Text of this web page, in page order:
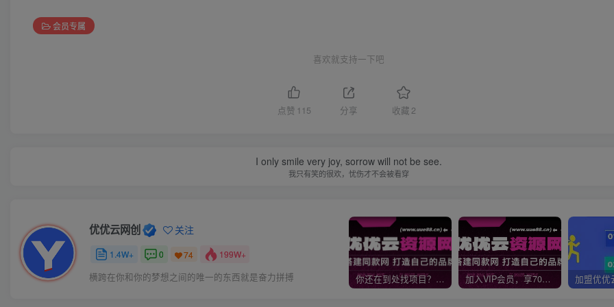
会员专属
喜欢就支持一下吧
点赞 115 分享 收藏 2
I only smile very joy, sorrow will not be see.
我只有笑的很欢，忧伤才不会被看穿
优优云网创 关注
1.4W+ 0 74 199W+
横跨在你和你的梦想之间的唯一的东西就是奋力拼搏 你还在到处找项目？还在当韭菜？我靠网创资源站一个月收入5万+，曾经我也是个失败者。 加入VIP会员，享70%的推广提成，免费学习多种网上创业课程，菜鸟秒变大神！